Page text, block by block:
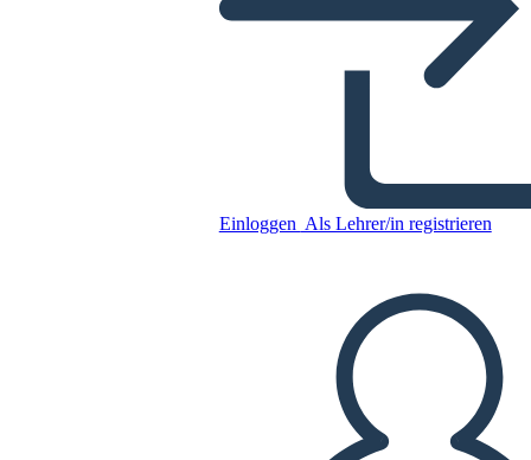
Einloggen Als Lehrer/in registrieren
2. Ülevaade
Kopieren Sie dieses Storyboard
ERSTELLEN SIE EIN STORYBOARD
DIASHOW ABSPIELEN
LIES MIR VOR